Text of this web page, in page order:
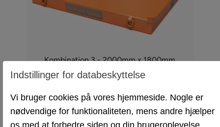
Indstillinger for databeskyttelse
Vi bruger cookies på vores hjemmeside. Nogle er
nødvendige for funktionaliteten, mens andre hjælper
os med at forbedre siden og din brugeroplevelse.
Kombination 3 - 2000mm x 1800mm
Konfigurer nu